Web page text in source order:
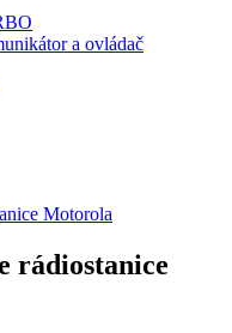
a ovládač
Motorola
rádiostanice